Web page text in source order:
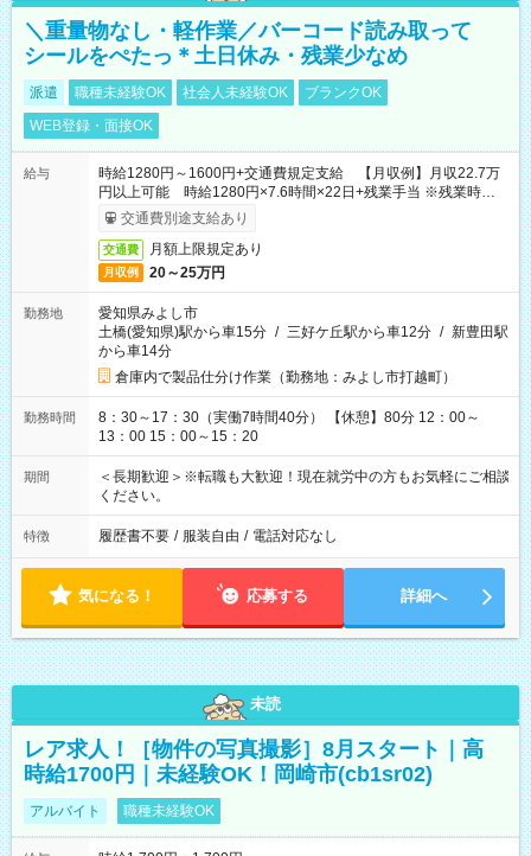
＼重量物なし・軽作業／バーコード読み取って
シールをぺたっ＊土日休み・残業少なめ
派遣 職種未経験OK 社会人未経験OK
ブランクOK
WEB登録・面接OK
給与
時給1280円～1600円+交通費規定支給 【月収例】月収22.7万
円以上可能 時給1280円×7.6時間×22日+残業手当 ※残業時間、
月10時間で計算
交通費別途支給あり
交通費 月額上限規定あり
月収例 20～25万円
勤務地
愛知県みよし市
土橋(愛知県)駅から車15分 / 三好ケ丘駅から車12分 / 新豊田駅
から車14分
倉庫内で製品仕分け作業（勤務地：みよし市打越町）
勤務時間
8：30～17：30（実働7時間40分） 【休憩】80分 12：00～
13：00 15：00～15：20
期間
＜長期歓迎＞※転職も大歓迎！現在就労中の方もお気軽にご相談
ください。
特徴 履歴書不要 / 服装自由 / 電話対応なし
気になる！ 応募する 詳細へ
未読
レア求人！［物件の写真撮影］8月スタート｜高
時給1700円｜未経験OK！岡崎市(cb1sr02)
アルバイト 職種未経験OK